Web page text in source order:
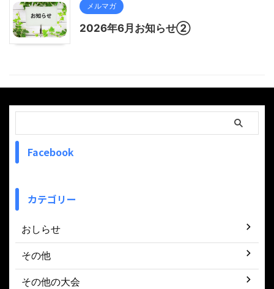
メルマガ
2026年6月お知らせ②
Facebook
カテゴリー
おしらせ
その他
その他の大会